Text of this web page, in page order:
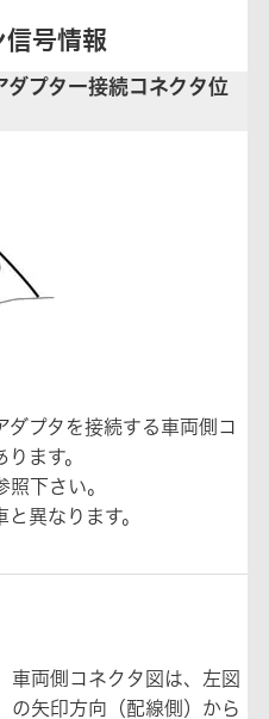
信号情報
ダプター接続コネクタ位
プタを接続する車両側コ
ます。
下さい。
異なります。
車両側コネクタ図は、左図
の矢印方向（配線側）から